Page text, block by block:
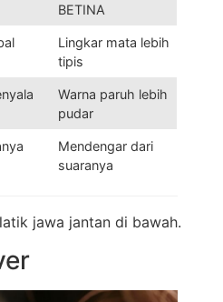
BETINA
Lingkar mata lebih
tipis
Warna paruh lebih
pudar
Mendengar dari
suaranya
jawa jantan di bawah.